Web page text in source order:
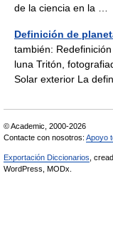
de la ciencia en la …
Definición de
también:
luna Tritón,
Solar exterior La
© Academic, 2000-2026
Contacte con nosotros: Apoyo
Exportación Diccionarios ,
WordPress, MODx.